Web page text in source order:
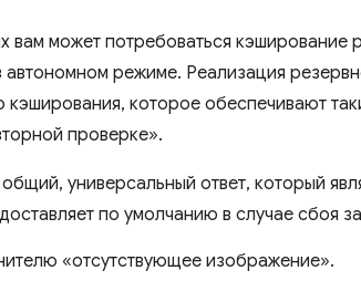
вам может потребоваться кэширование
автономном режиме. Реализация
которое обеспечивают
проверке».
универсальный ответ, который
по умолчанию в случае сбоя
«отсутствующее изображение».